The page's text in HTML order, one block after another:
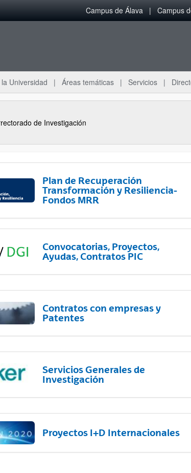
Campus de Álava Campus
Universidad Áreas temáticas Servicios
de Investigación
Plan de Recuperación
Transformación y Resiliencia-
Fondos MRR
Convocatorias, Proyectos,
Ayudas, Contratos PIC
Contratos con empresas y
Patentes
Servicios Generales de
Investigación
Proyectos I+D Internacionales